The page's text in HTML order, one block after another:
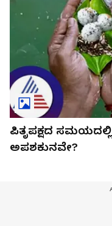
ಪಿತೃಪಕ್ಷದ ಸಮಯದಲ್ಲಿ
ಅಪಶಕುನವೇ?